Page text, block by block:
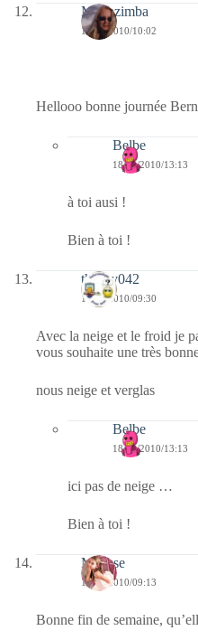
Monazimba
17/12/2010/10:02
Hellooo bonne journée
Belbe
18/12/2010/13:13
à toi ausi !
Bien à toi !
thierry042
17/12/2010/09:30
Avec la neige et le froid je
vous souhaite une très
nous neige et verglas
Belbe
18/12/2010/13:13
ici pas de neige …
Bien à toi !
Mousse
17/12/2010/09:13
Bonne fin de semaine,